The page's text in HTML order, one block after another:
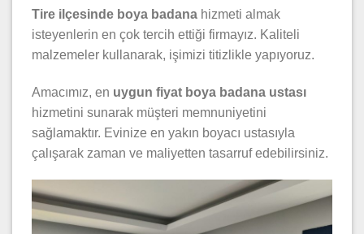
Tire ilçesinde boya badana hizmeti almak
isteyenlerin en çok tercih ettiği firmayız. Kaliteli
malzemeler kullanarak, işimizi titizlikle yapıyoruz.
Amacımız, en uygun fiyat boya badana ustası
hizmetini sunarak müşteri memnuniyetini
sağlamaktır. Evinize en yakın boyacı ustasıyla
çalışarak zaman ve maliyetten tasarruf edebilirsiniz.